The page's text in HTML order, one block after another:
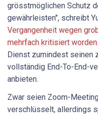
grösstmöglichen Schutz
gewährleisten", schreibt
Vergangenheit wegen
mehrfach kritisiert worden.
Dienst zumindest seinen
vollständig End-To-End-
anbieten.
Zwar seien Zoom-
verschlüsselt, allerdings